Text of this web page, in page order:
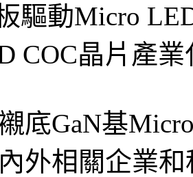
驅動Micro
COC晶片產
底GaN基
外相關企業